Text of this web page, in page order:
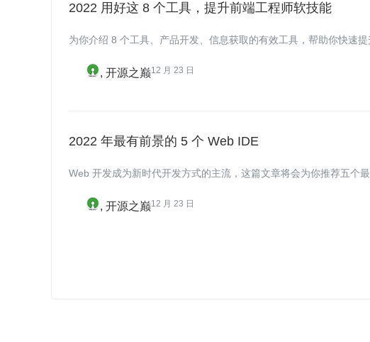
2022 用好这 8 个工具，提升前端工程师软技能
为你介绍 8 个工具、产品开发、信息获取的有效工具，帮助你快速
开源之巅12 月 23 日
2022 年最有前景的 5 个 Web IDE
Web 开发成为新时代开发方式的主流，这篇文章将会为你推荐五个
开源之巅12 月 23 日